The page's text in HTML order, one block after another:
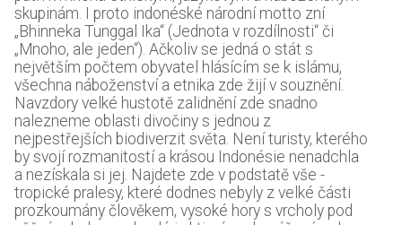
skupinám. I proto indonéské národní motto zní
„Bhinneka Tunggal Ika“ (Jednota v rozdílnosti“ či
„Mnoho, ale jeden“). Ačkoliv se jedná o stát s
největším počtem obyvatel hlásícím se k islámu,
všechna náboženství a etnika zde žijí v souznění.
Navzdory velké hustotě zalidnění zde snadno
nalezneme oblasti divočiny s jednou z
nejpestřejších biodiverzit světa. Není turisty, kterého
by svojí rozmanitostí a krásou Indonésie nenadchla
a nezískala si jej. Najdete zde v podstatě vše -
tropické pralesy, které dodnes nebyly z velké části
prozkoumány člověkem, vysoké hory s vrcholy pod